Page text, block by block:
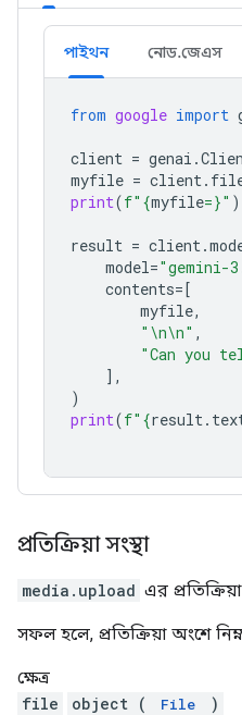
পাইথন নোড.জেএস
from google import
client = genai .
myfile = client.
print(f" {myfile=}" )
result = client.
model="gemini-
contents=[
myfile,
" \n\n" ,
"Can you
],
)
print(f" {result.
প্রতিক্রিয়া সংস্থা
media.upload এর
সফল হলে, প্রতিক্রিয়া অংশে
ক্ষেত্র
file
object ( File )